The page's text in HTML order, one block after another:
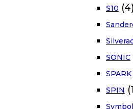
S10 (4)
SONIC
SPARK
SPIN
Symbol